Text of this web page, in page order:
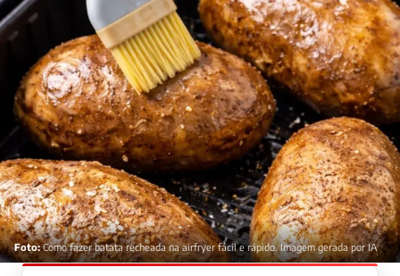
Foto:Como fazer batata recheada na airfryer fácil e rápido. Imagem gerada por IA